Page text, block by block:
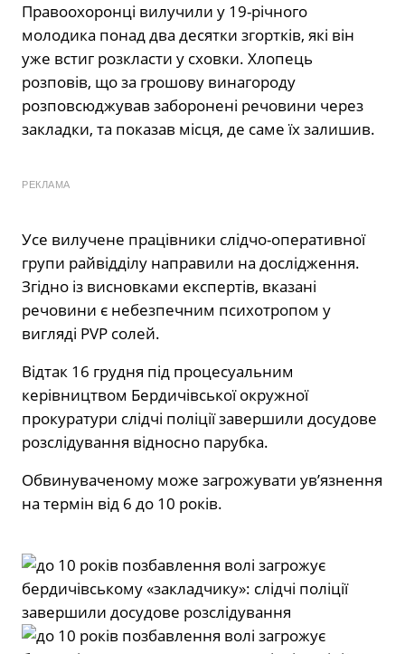
Правоохоронці вилучили у 19-річного
молодика понад два десятки згортків, які він
уже встиг розкласти у сховки. Хлопець
розповів, що за грошову винагороду
розповсюджував заборонені речовини через
закладки, та показав місця, де саме їх залишив.
РЕКЛАМА
Усе вилучене працівники слідчо-оперативної
групи райвідділу направили на дослідження.
Згідно із висновками експертів, вказані
речовини є небезпечним психотропом у
вигляді PVP солей.
Відтак 16 грудня під процесуальним
керівництвом Бердичівської окружної
прокуратури слідчі поліції завершили досудове
розслідування відносно парубка.
Обвинуваченому може загрожувати ув’язнення
на термін від 6 до 10 років.